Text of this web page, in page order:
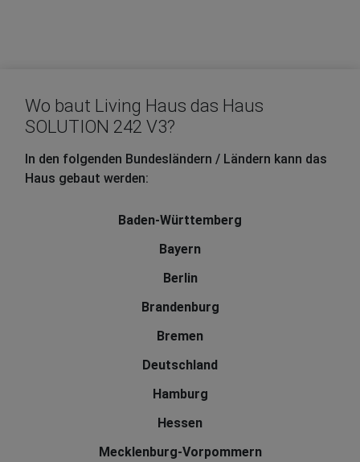
Wo baut Living Haus das Haus
SOLUTION 242 V3?
In den folgenden Bundesländern / Ländern kann das
Haus gebaut werden:
Baden-Württemberg
Bayern
Berlin
Brandenburg
Bremen
Deutschland
Hamburg
Hessen
Mecklenburg-Vorpommern